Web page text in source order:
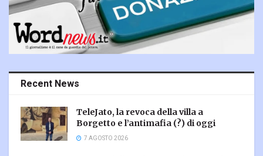
Recent News
TeleJato, la revoca della villa a
Borgetto e l’antimafia (?) di oggi
7 AGOSTO 2026